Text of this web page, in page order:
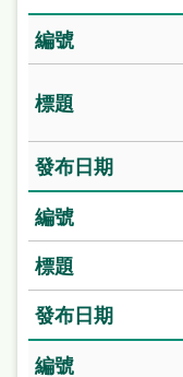
網
站
覽
閱
讀
網
兒
童
版